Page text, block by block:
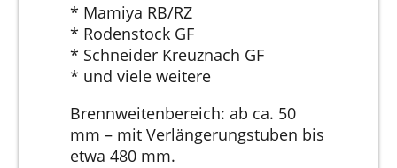
* Mamiya RB/RZ
* Rodenstock GF
* Schneider Kreuznach GF
* und viele weitere
Brennweitenbereich: ab ca. 50
mm – mit Verlängerungstuben bis
etwa 480 mm.